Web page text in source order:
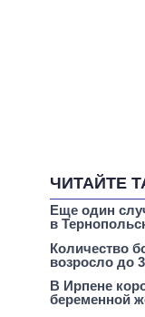
ЧИТАЙТЕ
Еще один
в
Количество
возросло до
В Ирпене
беременной